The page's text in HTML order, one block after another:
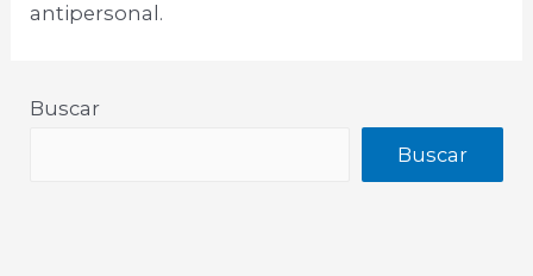
antipersonal. ​​
Buscar
Buscar